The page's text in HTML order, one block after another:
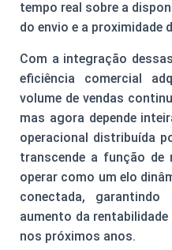
tempo real sobre a
do envio e a proximidade
Com a integração
eficiência comercial
volume de vendas
mas agora depende
operacional distribuída
transcende a função de
operar como um elo
conectada,
aumento da
nos próximos anos.